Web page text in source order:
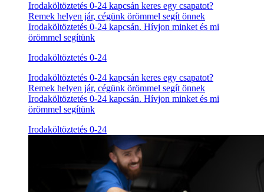
Irodaköltöztetés 0-24 kapcsán keres egy csapatot?
Remek helyen jár, cégünk örömmel segít önnek
Irodaköltöztetés 0-24 kapcsán. Hívjon minket és mi
örömmel segítünk
Irodaköltöztetés 0-24
Irodaköltöztetés 0-24 kapcsán keres egy csapatot?
Remek helyen jár, cégünk örömmel segít önnek
Irodaköltöztetés 0-24 kapcsán. Hívjon minket és mi
örömmel segítünk
Irodaköltöztetés 0-24